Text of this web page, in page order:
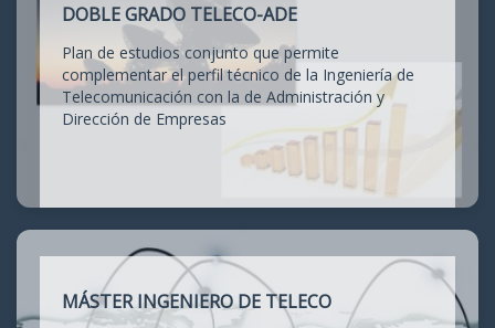
DOBLE GRADO TELECO-ADE
Plan de estudios conjunto que permite
complementar el perfil técnico de la Ingeniería de
Telecomunicación con la de Administración y
Dirección de Empresas
MÁSTER INGENIERO DE TELECO